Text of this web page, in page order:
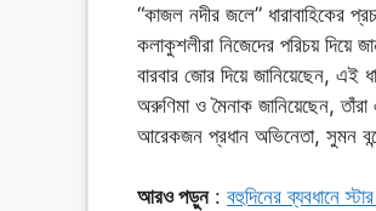
“কাজল নদীর জলে” ধারাবাহিকের
কলাকুশলীরা নিজেদের পরিচয় দিয়ে
বারবার জোর দিয়ে জানিয়েছেন, এই
অরুণিমা ও মৈনাক জানিয়েছেন,
আরেকজন প্রধান অভিনেতা, সুমন
আরও পড়ুন: বহুদিনের ব্যবধানে